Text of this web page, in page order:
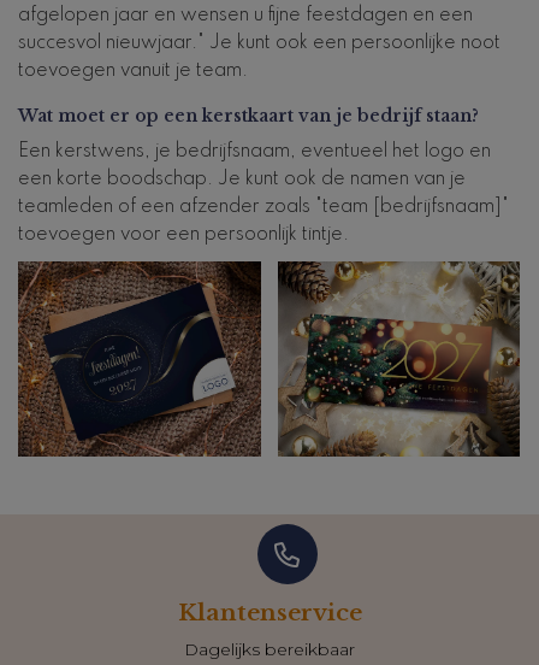
afgelopen jaar en wensen u fijne feestdagen en een
succesvol nieuwjaar." Je kunt ook een persoonlijke noot
toevoegen vanuit je team.
Wat moet er op een kerstkaart van je bedrijf staan?
Een kerstwens, je bedrijfsnaam, eventueel het logo en
een korte boodschap. Je kunt ook de namen van je
teamleden of een afzender zoals "team [bedrijfsnaam]"
toevoegen voor een persoonlijk tintje.
Klantenservice
Dagelijks bereikbaar